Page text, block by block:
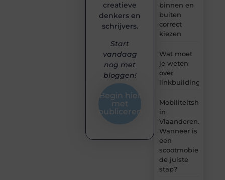
binnen en
buiten
correct
kiezen
Wat moet
je weten
over
linkbuilding?
in
Vlaanderen.
Wanneer is
een
scootmobiel
de juiste
stap?
creatieve
denkers en
schrijvers.
Start
vandaag
nog met
bloggen!
Begin hier
met
publiceren